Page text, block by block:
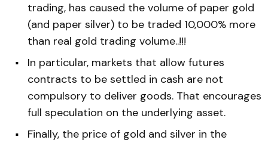
trading, has caused the volume of paper gold
(and paper silver) to be traded 10,000% more
than real gold trading volume..!!!
In particular, markets that allow futures
contracts to be settled in cash are not
compulsory to deliver goods. That encourages
full speculation on the underlying asset.
Finally, the price of gold and silver in the